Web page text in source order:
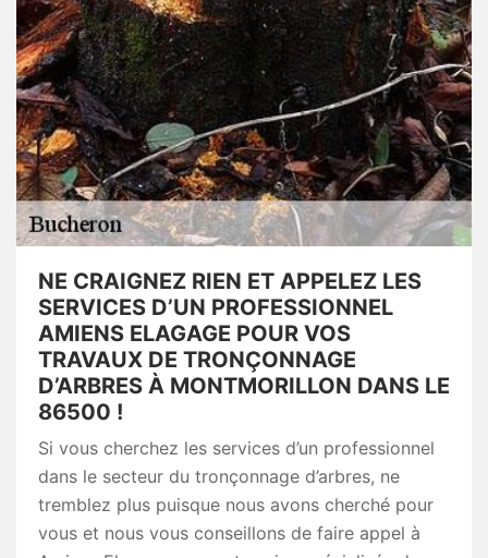
NE CRAIGNEZ RIEN ET APPELEZ LES
SERVICES D’UN PROFESSIONNEL
AMIENS ELAGAGE POUR VOS
TRAVAUX DE TRONÇONNAGE
D’ARBRES À MONTMORILLON DANS LE
86500 !
Si vous cherchez les services d’un professionnel
dans le secteur du tronçonnage d’arbres, ne
tremblez plus puisque nous avons cherché pour
vous et nous vous conseillons de faire appel à